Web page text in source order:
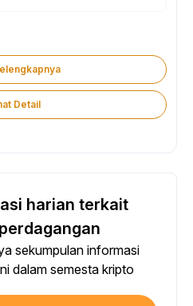
Detail
harian terkait
sekumpulan informasi
dalam semesta kripto